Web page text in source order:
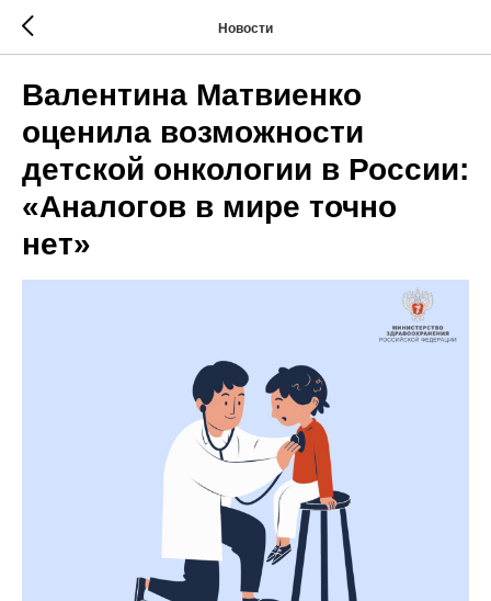
Новости
Валентина Матвиенко
оценила возможности
детской онкологии в России:
«Аналогов в мире точно
нет»